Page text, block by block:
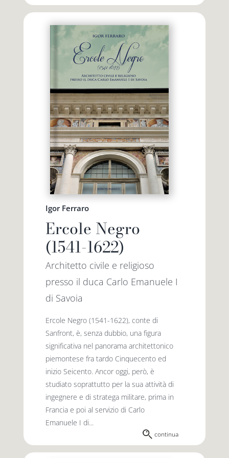
Igor Ferraro
Ercole Negro
(1541-1622)
Architetto civile e religioso
presso il duca Carlo Emanuele I
di Savoia
Ercole Negro (1541-1622), conte di
Sanfront, è, senza dubbio, una figura
significativa nel panorama architettonico
piemontese fra tardo Cinquecento ed
inizio Seicento. Ancor oggi, però, è
studiato soprattutto per la sua attività di
ingegnere e di stratega militare, prima in
Francia e poi al servizio di Carlo
Emanuele I di...
continua